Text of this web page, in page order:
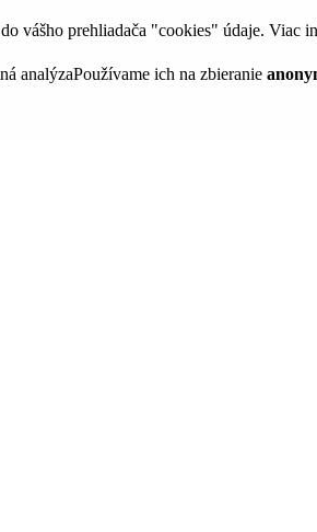
vášho prehliadača "cookies" údaje. Viac
analýzaPoužívame ich na zbieranie